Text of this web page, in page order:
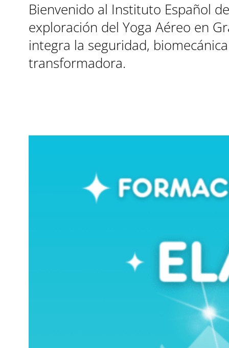
Bienvenido al Instituto Español
exploración del Yoga Aéreo en
integra la seguridad,
transformadora.